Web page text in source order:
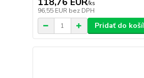
/ks
96,55 EUR bez DPH
Pridať do